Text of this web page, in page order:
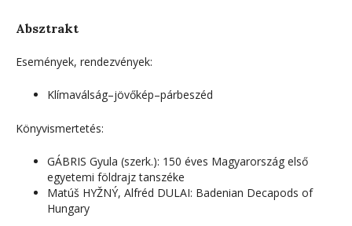
Absztrakt
Események, rendezvények:
Klímaválság–jövőkép–párbeszéd
Könyvismertetés:
GÁBRIS Gyula (szerk.): 150 éves Magyarország első
egyetemi földrajz tanszéke
Matúš HYŽNÝ, Alfréd DULAI: Badenian Decapods of
Hungary